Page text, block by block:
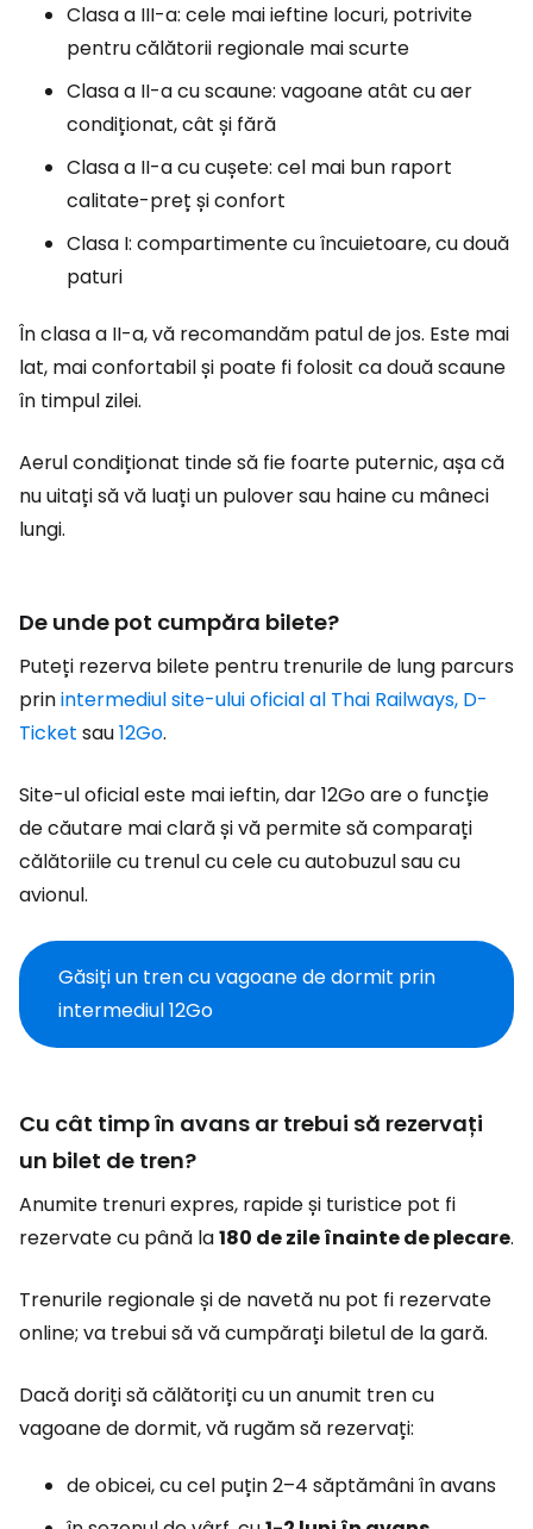
Clasa a III-a: cele mai ieftine locuri, potrivite
pentru călătorii regionale mai scurte
Clasa a II-a cu scaune: vagoane atât cu aer
condiționat, cât și fără
Clasa a II-a cu cușete: cel mai bun raport
calitate-preț și confort
Clasa I: compartimente cu încuietoare, cu două
paturi
În clasa a II-a, vă recomandăm patul de jos. Este mai
lat, mai confortabil și poate fi folosit ca două scaune
în timpul zilei.
Aerul condiționat tinde să fie foarte puternic, așa că
nu uitați să vă luați un pulover sau haine cu mâneci
lungi.
De unde pot cumpăra bilete?
Puteți rezerva bilete pentru trenurile de lung parcurs
prinintermediul site-ului oficial al Thai Railways, D-
Ticket sau12Go.
Site-ul oficial este mai ieftin, dar 12Go are o funcție
de căutare mai clară și vă permite să comparați
călătoriile cu trenul cu cele cu autobuzul sau cu
avionul.
Găsiți un tren cu vagoane de dormit prin
intermediul 12Go
Cu cât timp în avans ar trebui să rezervați
un bilet de tren?
Anumite trenuri expres, rapide și turistice pot fi
rezervate cu până la180 de zile înainte de plecare.
Trenurile regionale și de navetă nu pot fi rezervate
online; va trebui să vă cumpărați biletul de la gară.
Dacă doriți să călătoriți cu un anumit tren cu
vagoane de dormit, vă rugăm să rezervați:
de obicei, cu cel puțin 2–4 săptămâni în avans